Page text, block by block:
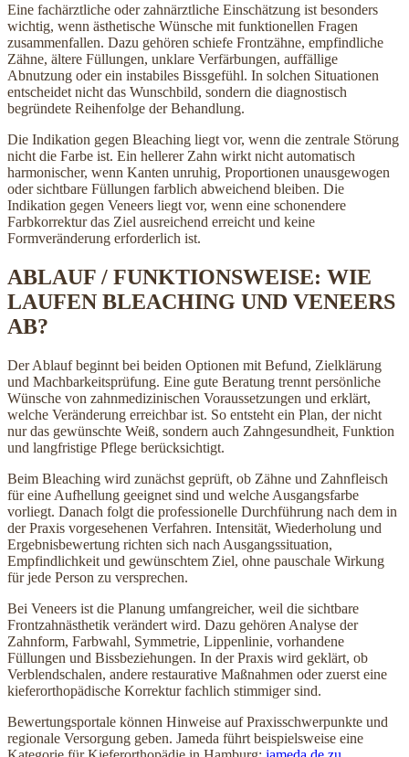
Eine fachärztliche oder zahnärztliche Einschätzung ist besonders
wichtig, wenn ästhetische Wünsche mit funktionellen Fragen
zusammenfallen. Dazu gehören schiefe Frontzähne, empfindliche
Zähne, ältere Füllungen, unklare Verfärbungen, auffällige
Abnutzung oder ein instabiles Bissgefühl. In solchen Situationen
entscheidet nicht das Wunschbild, sondern die diagnostisch
begründete Reihenfolge der Behandlung.
Die Indikation gegen Bleaching liegt vor, wenn die zentrale Störung
nicht die Farbe ist. Ein hellerer Zahn wirkt nicht automatisch
harmonischer, wenn Kanten unruhig, Proportionen unausgewogen
oder sichtbare Füllungen farblich abweichend bleiben. Die
Indikation gegen Veneers liegt vor, wenn eine schonendere
Farbkorrektur das Ziel ausreichend erreicht und keine
Formveränderung erforderlich ist.
ABLAUF / FUNKTIONSWEISE: WIE
LAUFEN BLEACHING UND VENEERS
AB?
Der Ablauf beginnt bei beiden Optionen mit Befund, Zielklärung
und Machbarkeitsprüfung. Eine gute Beratung trennt persönliche
Wünsche von zahnmedizinischen Voraussetzungen und erklärt,
welche Veränderung erreichbar ist. So entsteht ein Plan, der nicht
nur das gewünschte Weiß, sondern auch Zahngesundheit, Funktion
und langfristige Pflege berücksichtigt.
Beim Bleaching wird zunächst geprüft, ob Zähne und Zahnfleisch
für eine Aufhellung geeignet sind und welche Ausgangsfarbe
vorliegt. Danach folgt die professionelle Durchführung nach dem in
der Praxis vorgesehenen Verfahren. Intensität, Wiederholung und
Ergebnisbewertung richten sich nach Ausgangssituation,
Empfindlichkeit und gewünschtem Ziel, ohne pauschale Wirkung
für jede Person zu versprechen.
Bei Veneers ist die Planung umfangreicher, weil die sichtbare
Frontzahnästhetik verändert wird. Dazu gehören Analyse der
Zahnform, Farbwahl, Symmetrie, Lippenlinie, vorhandene
Füllungen und Bissbeziehungen. In der Praxis wird geklärt, ob
Verblendschalen, andere restaurative Maßnahmen oder zuerst eine
kieferorthopädische Korrektur fachlich stimmiger sind.
Bewertungsportale können Hinweise auf Praxisschwerpunkte und
regionale Versorgung geben. Jameda führt beispielsweise eine